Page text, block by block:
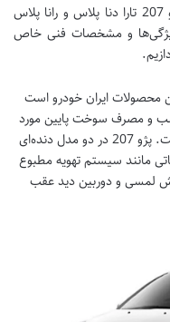
محبوب‌ترین خودروهای سواری می‌توان به پژو 207 تارا دنا پلاس و رانا پلاس
ویژگی‌ها و مشخصات فنی خاص
محصولات ایران خودرو است
و مصرف سوخت پایین مورد
توجه بسیاری از خریداران قرار گرفته است. پژو 207 در دو مدل دنده‌ای
مانند سیستم تهویه مطبوع
لمسی و دوربین دید عقب